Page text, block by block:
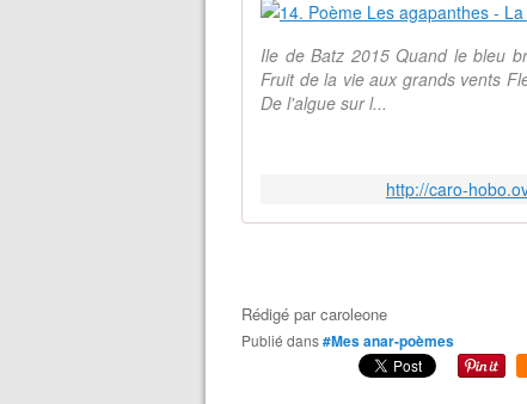
Ile de Batz 2015 Quand le bleu
Fruit de la vie aux grands vents
De l'algue sur l...
http://caro-
Rédigé parcaroleone
Publié dans#Mes anar-poèmes